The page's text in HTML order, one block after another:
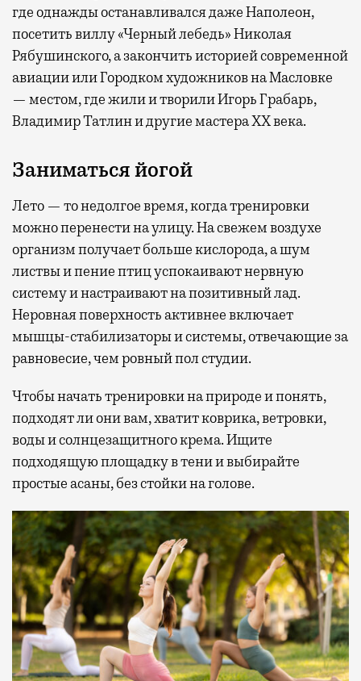
гдеоднажды останавливался даже Наполеон,
посетить виллу «Черный лебедь» Николая
Рябушинского, а закончить историей современной
авиации или Городком художников на Масловке
— местом, где жили и творили Игорь Грабарь,
Владимир Татлин и другие мастера XX века.
Заниматься йогой
Лето — то недолгое время, когда тренировки
можно перенести на улицу. На свежем воздухе
организм получает больше кислорода, а шум
листвы и пение птиц успокаивают нервную
систему и настраивают на позитивный лад.
Неровная поверхность активнее включает
мышцы-стабилизаторы и системы, отвечающие за
равновесие, чем ровный пол студии.
Чтобы начать тренировки на природе и понять,
подходят ли они вам, хватит коврика, ветровки,
воды и солнцезащитного крема. Ищите
подходящую площадку в тени и выбирайте
простые асаны, без стойки на голове.